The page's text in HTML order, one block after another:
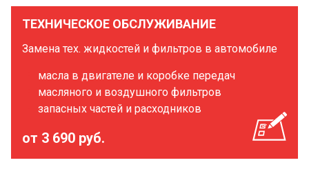
ТЕХНИЧЕСКОЕ ОБСЛУЖИВАНИЕ
Замена тех. жидкостей и фильтров в автомобиле
масла в двигателе и коробке передач
масляного и воздушного фильтров
запасных частей и расходников
от 3 690 руб.